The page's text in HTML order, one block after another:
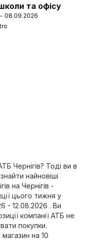
та офісу
08.09.2026
Чернігів? Тоді ви в
найновіші
на Чернігів -
цього тижня у
- 12.08.2026 . Ви
компанії АТБ не
покупки.
на 10